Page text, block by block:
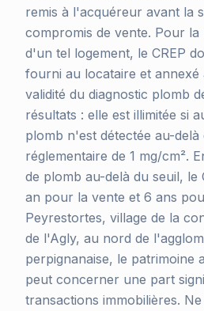
remis à l'acquéreur avant la
compromis de vente. Pour la
d'un tel logement, le CREP
fourni au locataire et annexé
validité du diagnostic plomb
résultats : elle est illimitée si
plomb n'est détectée au-delà
réglementaire de 1 mg/cm².
de plomb au-delà du seuil, le
an pour la vente et 6 ans
Peyrestortes, village de la
de l'Agly, au nord de
perpignanaise, le patrimoine
peut concerner une part
transactions immobilières.